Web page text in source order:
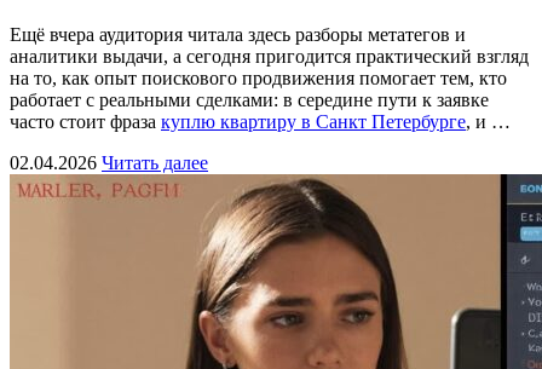
Ещё вчера аудитория читала здесь разборы метатегов и
аналитики выдачи, а сегодня пригодится практический взгляд
на то, как опыт поискового продвижения помогает тем, кто
работает с реальными сделками: в середине пути к заявке
часто стоит фраза куплю квартиру в Санкт Петербурге, и …
02.04.2026 Читать далее